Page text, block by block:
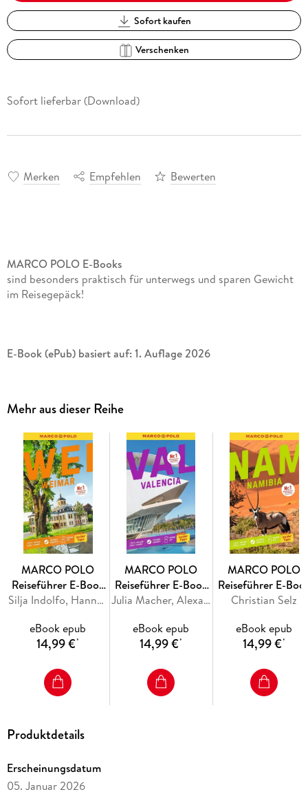
Sofort kaufen
Verschenken
Sofort lieferbar (Download)
Merken Empfehlen Bewerten
MARCO POLO E-Books
sind besonders praktisch für unterwegs und sparen Gewicht
im Reisegepäck!
E-Book (ePub) basiert auf: 1. Auflage 2026
Mit dem MARCO POLO Reiseführer auf die Lofoten: Auf
Einmal Wikinger sein, das nordnorwegische Künstlerzentrum
besuchen oder an Bord einer Fähre nach Walen und anderen
Meeresbewohnern Ausschau halten: Eine Reise in den
Norden Norwegens auf die Lofoten und Vesterålen wird mit
MARCO POLO zum unvergesslichen Erlebnis. Die vielen
Tipps, Stadtpläne und Übersichtskarten sorgen dafür, dass du
nie die Orientierung verlierst und dir kein Highlight entgeht.
Das Beste zuerst: die MARCO POLO
Top-Highlights
und die MARCO POLO
Bucketlist
für die unvergesslichen Urlaubserlebnisse
Der
für den passenden Einstieg und sprechende Karten mit
Tipps und Reisehacks für jede Region
Mehr aus dieser Reihe
MARCO POLO
Reiseführer E-Book
Weimar
Silja Indolfo, Hannah Würsching
eBook epub
14,99 €*
MARCO POLO
Reiseführer E-Book
Valencia
Julia Macher, Alexandra Frank
eBook epub
14,99 €*
MARCO POLO
Reiseführer E-
Namibia
Christian Selz
eBook epub
14,99 €*
Produktdetails
Erscheinungsdatum
05. Januar 2026